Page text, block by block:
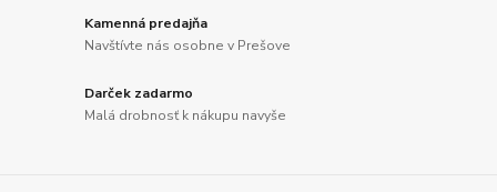
Kamenná predajňa
Navštívte nás osobne v Prešove
Darček zadarmo
Malá drobnosť k nákupu navyše